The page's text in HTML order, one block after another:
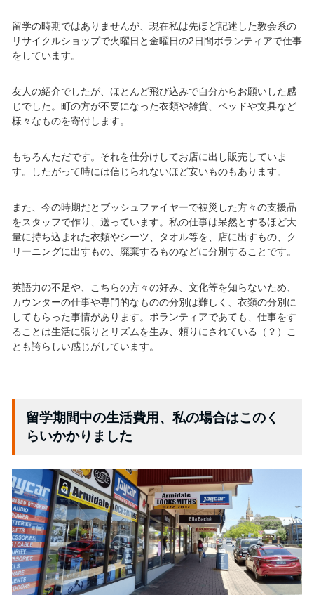
留学の時期ではありませんが、現在私は先ほど記述した教会系の
リサイクルショップで火曜日と金曜日の2日間ボランティアで仕事
をしています。
友人の紹介でしたが、ほとんど飛び込みで自分からお願いした感
じでした。町の方が不要になった衣類や雑貨、ベッドや文具など
様々なものを寄付します。
もちろんただです。それを仕分けしてお店に出し販売していま
す。したがって時には信じられないほど安いものもあります。
また、今の時期だとブッシュファイヤーで被災した方々の支援品
をスタッフで作り、送っています。私の仕事は呆然とするほど大
量に持ち込まれた衣類やシーツ、タオル等を、店に出すもの、ク
リーニングに出すもの、廃棄するものなどに分別することです。
英語力の不足や、こちらの方々の好み、文化等を知らないため、
カウンターの仕事や専門的なものの分別は難しく、衣類の分別に
してもらった事情があります。ボランティアであても、仕事をす
ることは生活に張りとリズムを生み、頼りにされている（？）こ
とも誇らしい感じがしています。
留学期間中の生活費用、私の場合はこのく
らいかかりました